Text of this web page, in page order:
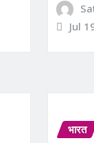
Jul
भारत